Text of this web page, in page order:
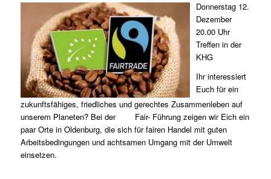
Donnerstag12.
Dezember
20.00 Uhr
Treffen in der
KHG
Ihr interessiert
Euch für ein
zukunftsfähiges, friedliches und gerechtes Zusammenleben auf
unserem Planeten? Bei der Fair- Führung zeigen wir Eich ein
paar Orte in Oldenburg, die sich für fairen Handel mit guten
Arbeitsbedingungen und achtsamen Umgang mit der Umwelt
einsetzen.